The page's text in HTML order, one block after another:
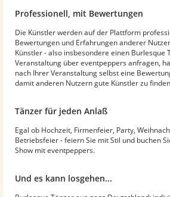
Professionell, mit Bewertungen
Die Künstler werden auf der Plattform
Bewertungen und Erfahrungen anderer
Künstler - also insbesondere einen Burlesque
Veranstaltung über eventpeppers anfragen,
nach Ihrer Veranstaltung selbst eine
damit anderen Nutzern gute Künstler zu
Tänzer für jeden Anlaß
Egal ob Hochzeit, Firmenfeier, Party,
Betriebsfeier - feiern Sie mit Stil und buchen
Show mit eventpeppers.
Und es kann losgehen...